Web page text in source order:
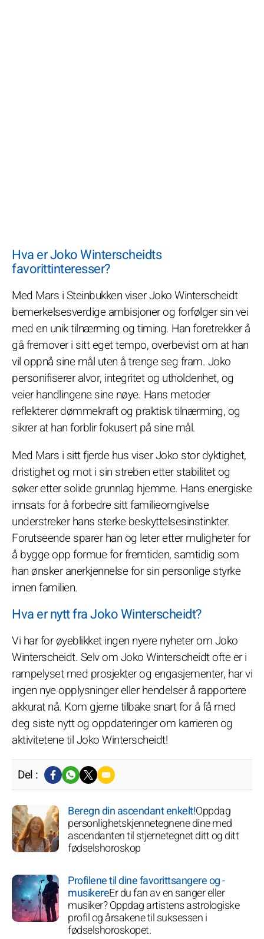
Hva er Joko Winterscheidts
favorittinteresser?
Med Mars i Steinbukken viser Joko Winterscheidt
bemerkelsesverdige ambisjoner og forfølger sin vei
med en unik tilnærming og timing. Han foretrekker å
gå fremover i sitt eget tempo, overbevist om at han
vil oppnå sine mål uten å trenge seg fram. Joko
personifiserer alvor, integritet og utholdenhet, og
veier handlingene sine nøye. Hans metoder
reflekterer dømmekraft og praktisk tilnærming, og
sikrer at han forblir fokusert på sine mål.
Med Mars i sitt fjerde hus viser Joko stor dyktighet,
dristighet og mot i sin streben etter stabilitet og
søker etter solide grunnlag hjemme. Hans energiske
innsats for å forbedre sitt familieomgivelse
understreker hans sterke beskyttelsesinstinkter.
Forutseende sparer han og leter etter muligheter for
å bygge opp formue for fremtiden, samtidig som
han ønsker anerkjennelse for sin personlige styrke
innen familien.
Hva er nytt fra Joko Winterscheidt?
Vi har for øyeblikket ingen nyere nyheter om Joko
Winterscheidt. Selv om Joko Winterscheidt ofte er i
rampelyset med prosjekter og engasjementer, har vi
ingen nye opplysninger eller hendelser å rapportere
akkurat nå. Kom gjerne tilbake snart for å få med
deg siste nytt og oppdateringer om karrieren og
aktivitetene til Joko Winterscheidt!
Del :
Beregn din ascendant enkelt!Oppdag
personlighetskjennetegnene dine med
ascendanten til stjernetegnet ditt og ditt
fødselshoroskop
Profilene til dine favorittsangere og -
musikereEr du fan av en sanger eller
musiker? Oppdag artistens astrologiske
profil og årsakene til suksessen i
fødselshoroskopet.